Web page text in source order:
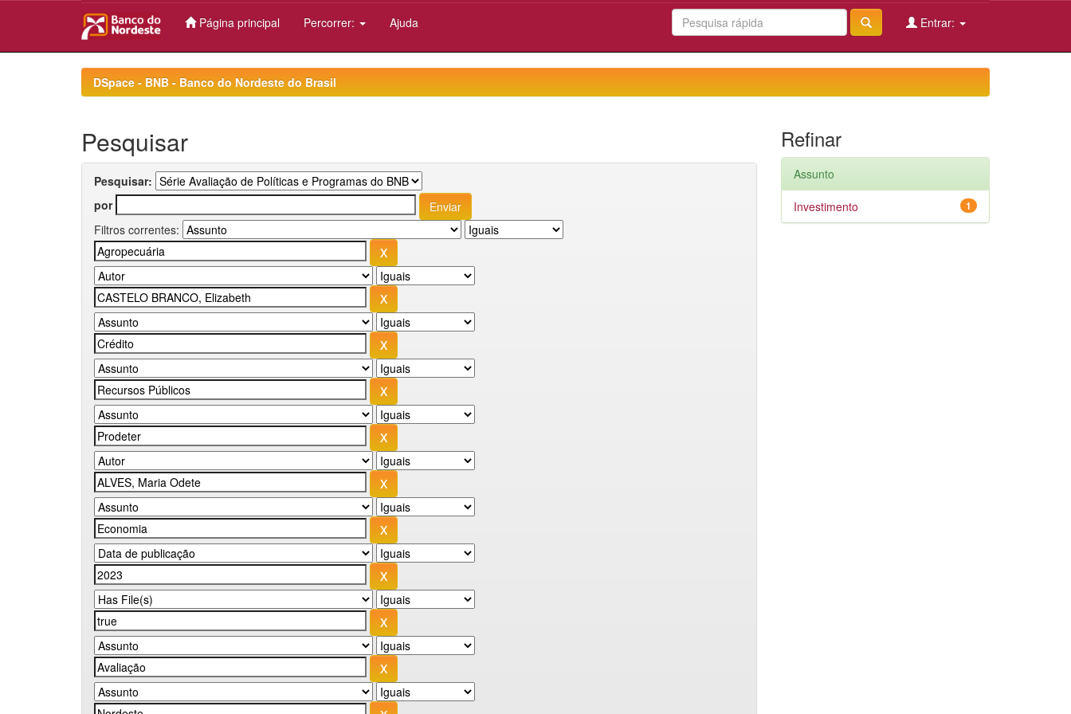
Página principal Percorrer: Ajuda Entrar:
DSpace - BNB - Banco do Nordeste do Brasil
Pesquisar
Pesquisar:
por
Filtros correntes:
Refinar
Assunto
1
Investimento